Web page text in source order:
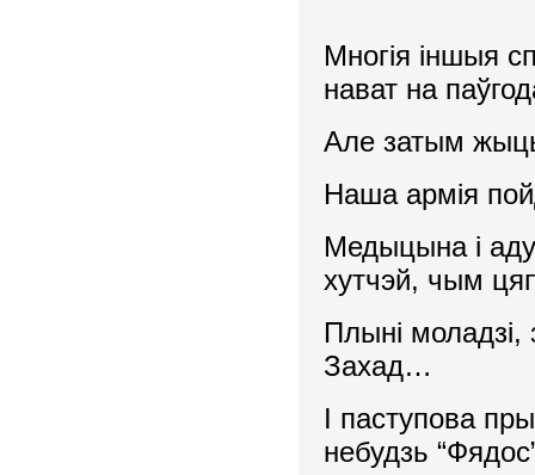
Многія іншыя
нават на
Але затым
Наша армія
Медыцына і
хутчэй, чым
Плыні
Захад…
І паступова
небудзь